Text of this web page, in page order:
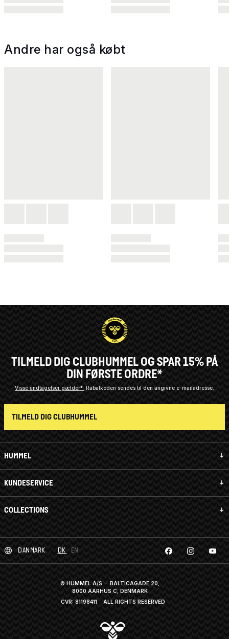
Andre har også købt
HUMMEL
KUNDESERVICE
COLLECTIONS
TILMELD DIG CLUBHUMMEL OG SPAR 15% PÅ
DIN FØRSTE ORDRE*
Visse undtagelser gælder* Rabatkoden sendes til den angivne e-mailadresse.
TILMELD DIG CLUBHUMMEL
DANMARK DK EN
© HUMMEL A/S · BALTICAGADE 20,
8000 AARHUS C, DENMARK
CVR: 81198411 · ALL RIGHTS RESERVED